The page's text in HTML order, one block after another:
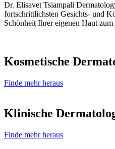
Dr. Elisavet Tsiampali
fortschrittlichsten Gesichts- und
Schönheit Ihrer eigenen Haut
Kosmetische
Finde mehr heraus
Klinische
Finde mehr heraus